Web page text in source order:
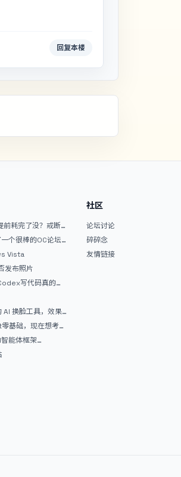
回复本楼
耗完了没？戒断
个很棒的OC论坛
Vista
发布照片
写代码真的
还是很难啊
AI 换脸工具，效果
基础，现在想考软
建议吗，谢谢！
能体框架
贡献代码
社区
论坛讨论
碎碎念
友情链接